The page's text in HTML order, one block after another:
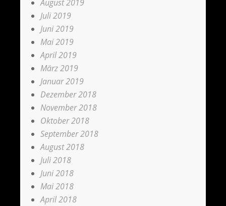
August 2019
Juli 2019
Juni 2019
Mai 2019
April 2019
März 2019
Januar 2019
Dezember 2018
November 2018
Oktober 2018
September 2018
August 2018
Juli 2018
Juni 2018
Mai 2018
April 2018